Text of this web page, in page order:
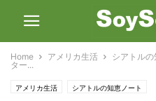
Home アメリカ生活 シアトルの
ター...
アメリカ生活 シアトルの知恵ノート